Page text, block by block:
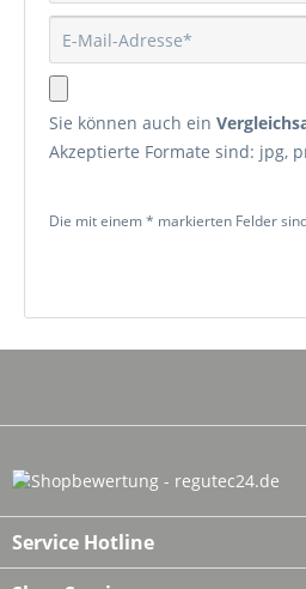
Sie können auch ein
Akzeptierte Formate sind: jpg,
Die mit einem * markierten Felder
Service Hotline